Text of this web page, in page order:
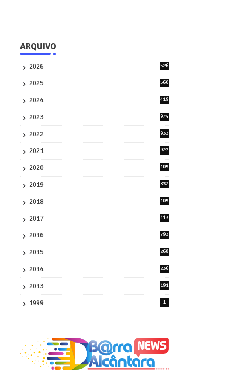
ARQUIVO
2026
526
2025
560
2024
419
2023
974
2022
933
2021
927
2020
105
2019
832
2018
105
2017
113
2016
793
2015
268
2014
236
2013
191
1999 1